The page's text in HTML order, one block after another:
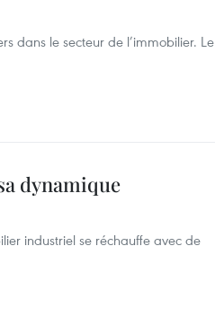
dans le secteur de l’immobilier. Le
dynamique
industriel se réchauffe avec de